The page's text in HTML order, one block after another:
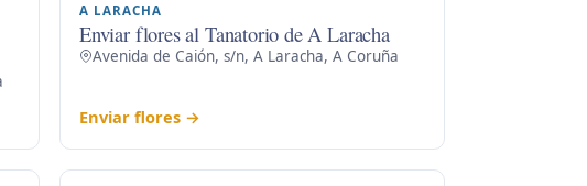
A LARACHA
Enviar flores al Tanatorio de A Laracha
Avenida de Caión, s/n, A Laracha, A Coruña
Enviar flores →